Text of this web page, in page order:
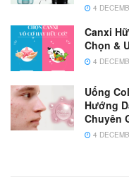
4
Canxi
Chọn &
4
Uống
Hướng
Chuyên
4